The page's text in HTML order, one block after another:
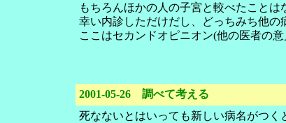
もちろんほかの人の子宮と較べたことは
幸い内診しただけだし、どっちみち他の
ここはセカンドオピニオン(他の医者の
2001-05-26 調べて考える
死なないとはいっても新しい病名がつく